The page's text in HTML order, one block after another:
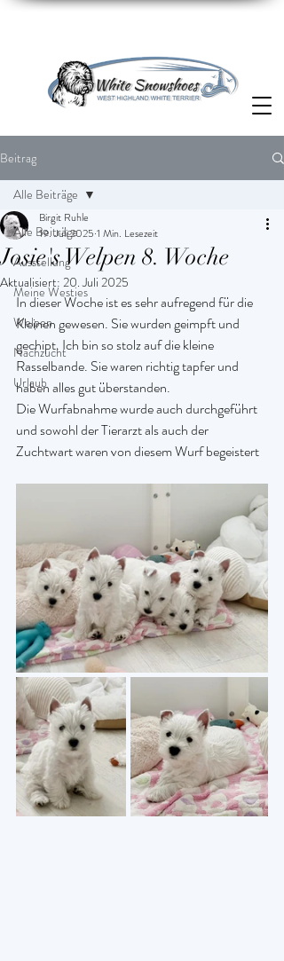
Beitrag
Alle Beiträge
Ausstellung
Meine Westies
Welpen
Nachzucht
Urlaub
Alle Beiträge
Josie's Welpen 8. Woche
Birgit Ruhle
19. Juli 2025 1 Min. Lesezeit
Aktualisiert: 20. Juli 2025
In dieser Woche ist es sehr aufregend für die
Kleinen gewesen. Sie wurden geimpft und
gechipt. Ich bin so stolz auf die kleine
Rasselbande. Sie waren richtig tapfer und
haben alles gut überstanden.
Die Wurfabnahme wurde auch durchgeführt
und sowohl der Tierarzt als auch der
Zuchtwart waren von diesem Wurf begeistert